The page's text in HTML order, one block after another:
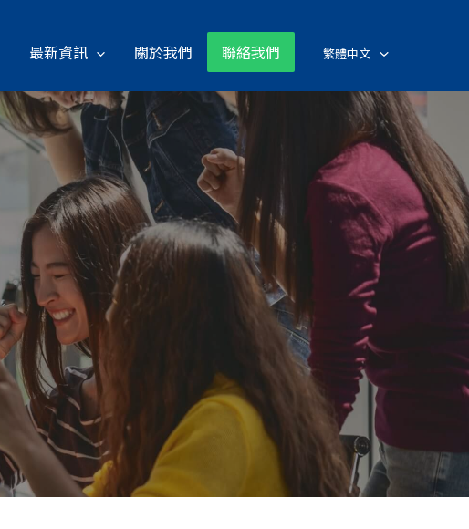
最新資訊 關於我們 聯絡我們 繁體中文